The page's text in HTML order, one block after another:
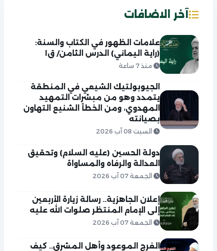
آخر الاضافات
علامات الظهور في الكتاب والسنة:
(راية اليماني) الدرس الثامن/ ق١
منذ 7 ساعة
الجيوبولتيك الشيعي في المنطقة
يتمدد وهو من مبشرات التمهيد
المهدوي، ومن الخطأ الشنيع التهاون
بصيانته
السبت 08 آب 2026
دولة الحسين (عليه السلام) وتحقيق
العدالة والرفاه والمساواة
الجمعة 07 آب 2026
إعلان الجاهزية.. رسالة زيارة الأربعين
إلى الإمام المنتظر صلوات الله عليه
الجمعة 07 آب 2026
الفرج الموعود وأهل المشرق.. كيف